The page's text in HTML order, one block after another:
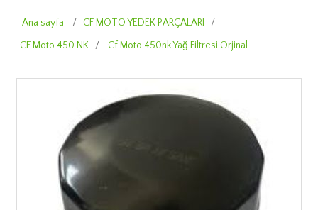
Ana sayfa / CF MOTO YEDEK PARÇALARI
/
CF Moto 450 NK
/ Cf Moto 450nk Yağ Filtresi Orjinal